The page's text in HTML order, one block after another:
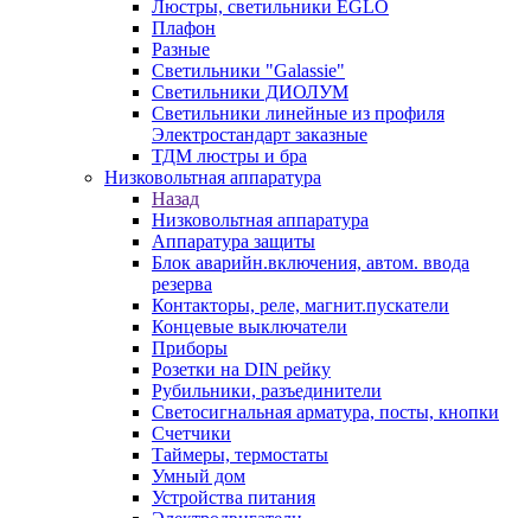
Люстры, светильники EGLO
Плафон
Разные
Светильники "Galassie"
Светильники ДИОЛУМ
Светильники линейные из профиля
Электростандарт заказные
ТДМ люстры и бра
Низковольтная аппаратура
Назад
Низковольтная аппаратура
Аппаратура защиты
Блок аварийн.включения, автом. ввода
резерва
Контакторы, реле, магнит.пускатели
Концевые выключатели
Приборы
Розетки на DIN рейку
Рубильники, разъединители
Светосигнальная арматура, посты, кнопки
Счетчики
Таймеры, термостаты
Умный дом
Устройства питания